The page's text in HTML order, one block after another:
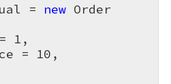
= new Order
1 ,
=
10 ,